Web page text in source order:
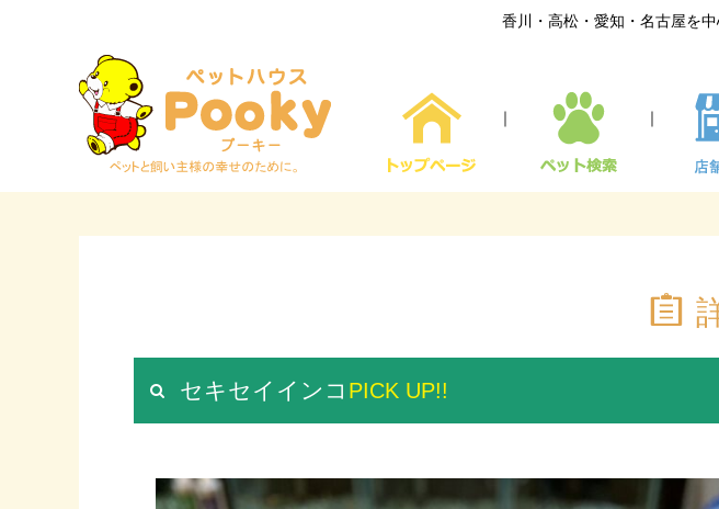
香川・高松・愛知・名古屋を
｜ ｜
セキセイインコ PICK UP!!